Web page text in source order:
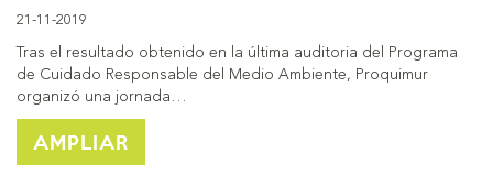
21-11-2019
Tras el resultado obtenido en la última auditoria del Programa
de Cuidado Responsable del Medio Ambiente, Proquimur
organizó una jornada…
AMPLIAR